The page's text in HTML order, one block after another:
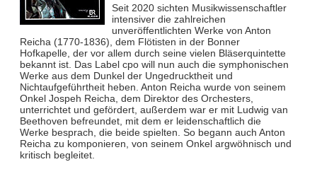
Seit 2020 sichten Musikwissenschaftler
intensiver die zahlreichen
unveröffentlichten Werke von Anton
Reicha (1770-1836), dem Flötisten in der Bonner
Hofkapelle, der vor allem durch seine vielen Bläserquintette
bekannt ist. Das Label cpo will nun auch die symphonischen
Werke aus dem Dunkel der Ungedrucktheit und
Nichtaufgeführtheit heben. Anton Reicha wurde von seinem
Onkel Jospeh Reicha, dem Direktor des Orchesters,
unterrichtet und gefördert, außerdem war er mit Ludwig van
Beethoven befreundet, mit dem er leidenschaftlich die
Werke besprach, die beide spielten. So begann auch Anton
Reicha zu komponieren, von seinem Onkel argwöhnisch und
kritisch begleitet.